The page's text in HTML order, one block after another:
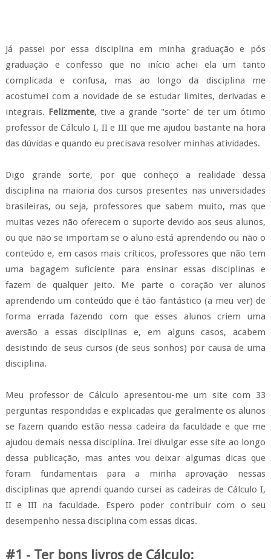
Já passei por essa disciplina em minha graduação e pós
graduação e confesso que no início achei ela um tanto
complicada e confusa, mas ao longo da disciplina me
acostumei com a novidade de se estudar limites, derivadas e
integrais. Felizmente, tive a grande "sorte" de ter um ótimo
professor de Cálculo I, II e III que me ajudou bastante na hora
das dúvidas e quando eu precisava resolver minhas atividades.
Digo grande sorte, por que conheço a realidade dessa
disciplina na maioria dos cursos presentes nas universidades
brasileiras, ou seja, professores que sabem muito, mas que
muitas vezes não oferecem o suporte devido aos seus alunos,
ou que não se importam se o aluno está aprendendo ou não o
conteúdo e, em casos mais críticos, professores que não tem
uma bagagem suficiente para ensinar essas disciplinas e
fazem de qualquer jeito. Me parte o coração ver alunos
aprendendo um conteúdo que é tão fantástico (a meu ver) de
forma errada fazendo com que esses alunos criem uma
aversão a essas disciplinas e, em alguns casos, acabem
desistindo de seus cursos (de seus sonhos) por causa de uma
disciplina.
Meu professor de Cálculo apresentou-me um site com 33
perguntas respondidas e explicadas que geralmente os alunos
se fazem quando estão nessa cadeira da faculdade e que me
ajudou demais nessa disciplina. Irei divulgar esse site ao longo
dessa publicação, mas antes vou deixar algumas dicas que
foram fundamentais para a minha aprovação nessas
disciplinas que aprendi quando cursei as cadeiras de Cálculo I,
II e III na faculdade. Espero poder contribuir com o seu
desempenho nessa disciplina com essas dicas.
#1 - Ter bons livros de Cálculo: